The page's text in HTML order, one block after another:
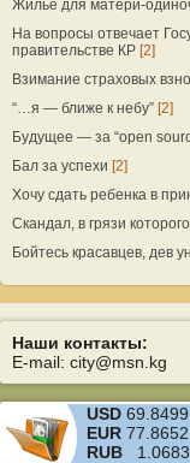
Жилье для матери-
На вопросы отвечает
правительстве КР [2]
Взимание страховых
“…я — ближе к небу” [2]
Будущее — за “open
Бал за успехи [2]
Хочу сдать ребенка в
Скандал, в грязи
Бойтесь красавцев, дев
Наши контакты:
E-mail: city@msn.kg
USD 69.8499
EUR 77.8652
RUB 1.0683